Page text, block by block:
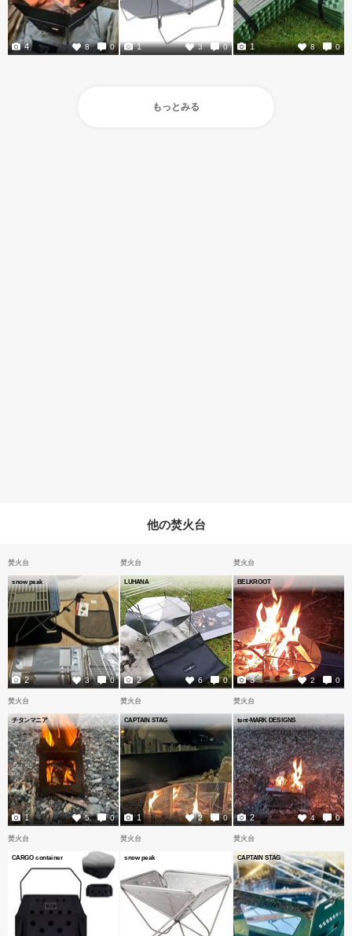
8 0
4 3 0
1 8 0
1
もっとみる
他の焚火台
焚火台
snow peak
3 0
2
焚火台
LUHANA
6 0
2
焚火台
BELKROOT
2 0
3
焚火台
チタンマニア
5 0
1
焚火台
CAPTAIN STAG
2 0
1
焚火台
tent-MARK DESIGNS
4 0
2
焚火台
CARGO container
焚火台
snow peak
焚火台
CAPTAIN STAG